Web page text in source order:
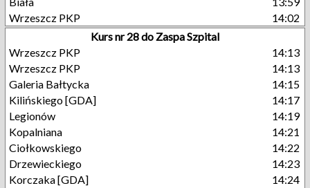
Wrzeszcz PKP
14:02
Kurs nr 28 do Zaspa Szpital
Wrzeszcz PKP
14:13
Wrzeszcz PKP
14:13
Galeria Bałtycka
14:15
Kilińskiego [GDA]
14:17
Legionów
14:19
Kopalniana
14:21
Ciołkowskiego
14:22
Drzewieckiego
14:23
Korczaka [GDA]
14:24